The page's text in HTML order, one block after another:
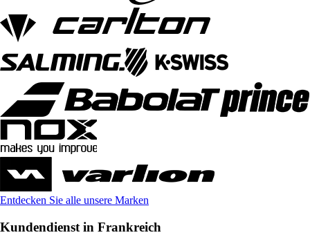
Entdecken Sie alle unsere Marken
Kundendienst in Frankreich